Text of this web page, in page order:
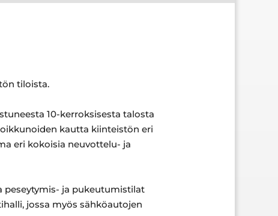
tiloista.
10-kerroksisesta talosta
kautta kiinteistön eri
eri kokoisia neuvottelu- ja
peseytymis- ja pukeutumistilat
jossa myös sähköautojen